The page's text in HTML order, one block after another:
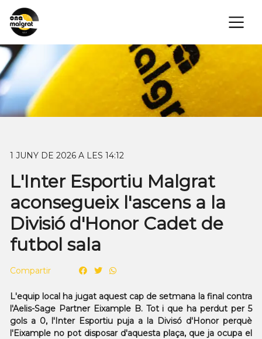
×
1 JUNY DE 2026 A LES 14:12
L'Inter Esportiu Malgrat
aconsegueix l'ascens a la
Divisió d'Honor Cadet de
futbol sala
Compartir
L'equip local ha jugat aquest cap de setmana la final contra
l'Aelis-Sage Partner Eixample B. Tot i que ha perdut per 5
gols a 0, l'Inter Esportiu puja a la Divisó d'Honor perquè
l'Eixample no pot disposar d'aquesta plaça, que ja ocupa el